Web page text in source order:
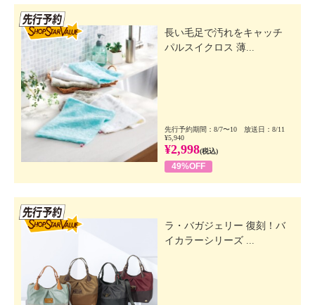
長い毛足で汚れをキャッチ
パルスイクロス 薄...
先行予約期間：8/7〜10 放送日：8/11
¥5,940
¥2,998(税込)
49%OFF
ラ・バガジェリー 復刻！バ
イカラーシリーズ ...